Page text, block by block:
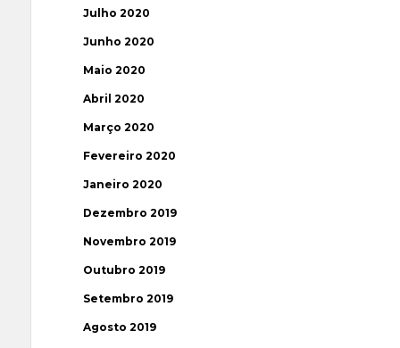
Julho 2020
Junho 2020
Maio 2020
Abril 2020
Março 2020
Fevereiro 2020
Janeiro 2020
Dezembro 2019
Novembro 2019
Outubro 2019
Setembro 2019
Agosto 2019